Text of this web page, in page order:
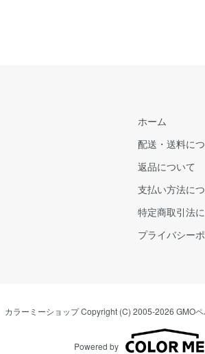
ホーム
配送・送料に
返品について
支払い方法に
特定商取引法
プライバシー
カラーミーショップCopyright (C) 2005-2026 GMO
Powered by